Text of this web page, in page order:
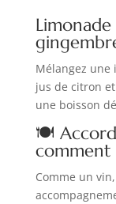
Mélangez
jus de citron
une boisson
🍽
comment
Comme un